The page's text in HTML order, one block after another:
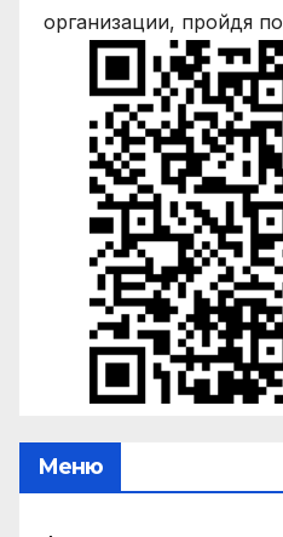
организации, пройдя по
Меню